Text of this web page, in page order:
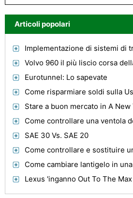
Articoli popolari
Volvo 960 il più liscio corsa
Eurotunnel: Lo sapevate
Come risparmiare soldi sulla
Stare a buon mercato in A New
Come controllare una ventola
SAE 30 Vs. SAE 20
Come cambiare lantigelo in
Lexus 'inganno Out To The